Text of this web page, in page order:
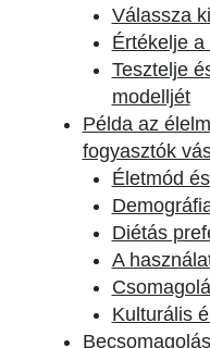
Válassza
Értékelje
Tesztelje
modelljét
Példa az
fogyasztók
Életmód
Diétás
A
Kulturális
Becsomagolás